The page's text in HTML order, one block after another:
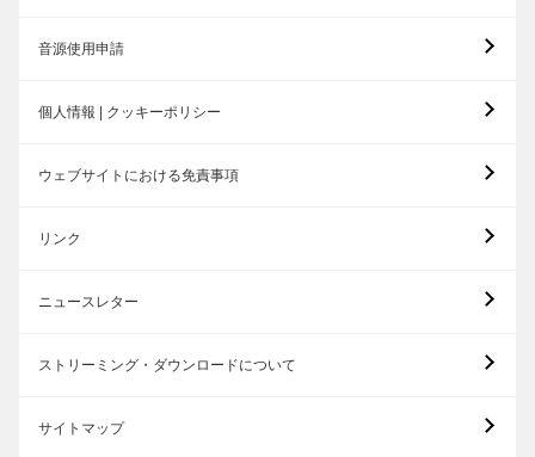
音源使用申請
個人情報 | クッキーポリシー
ウェブサイトにおける免責事項
リンク
ニュースレター
ストリーミング・ダウンロードについて
サイトマップ